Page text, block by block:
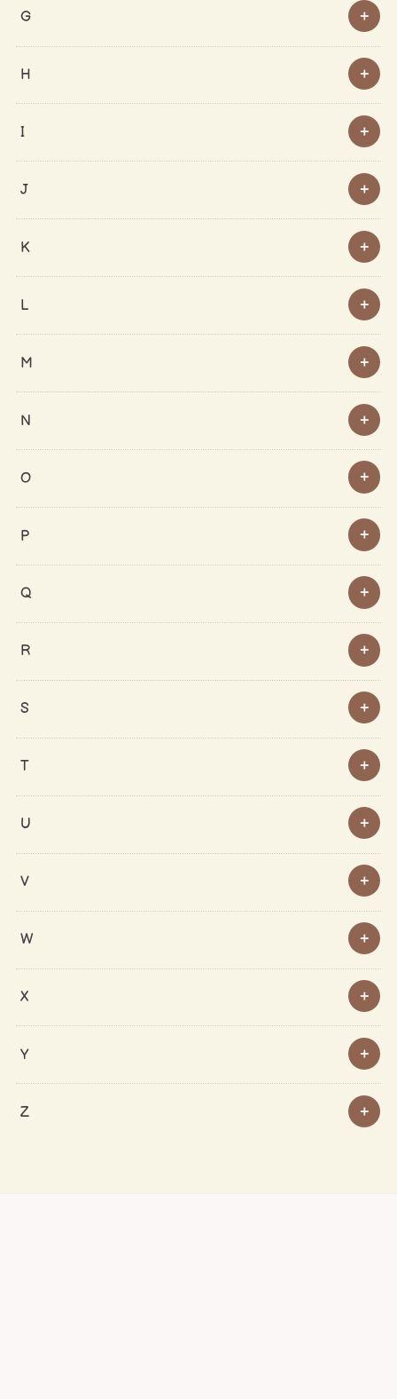
G
H
I
J
K
L
M
N
O
P
Q
R
S
T
U
V
W
X
Y
Z